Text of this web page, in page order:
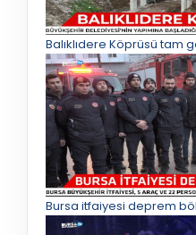
Balıklıdere Köprüsü tam
Bursa itfaiyesi deprem